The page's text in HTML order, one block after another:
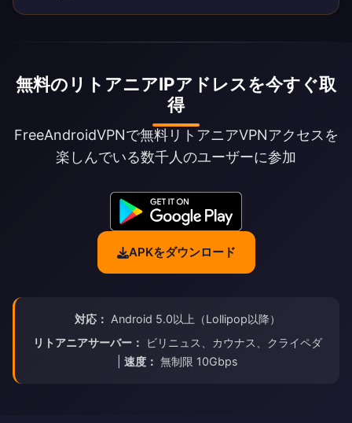
無料のリトアニアIPアドレスを今すぐ取
得
FreeAndroidVPNで無料リトアニアVPNアクセスを
楽しんでいる数千人のユーザーに参加
APKをダウンロード
対応： Android 5.0以上（Lollipop以降）
リトアニアサーバー：
ビリニュス、カウナス、クライペダ
速度： 無制限 10Gbps